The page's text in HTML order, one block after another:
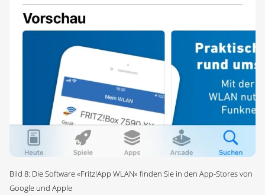
Bild 8: Die Software «Fritz!App WLAN» finden Sie in den App-Stores von
Google und Apple